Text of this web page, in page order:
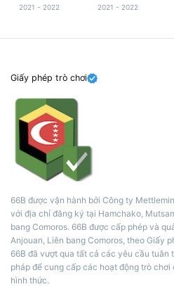
2021 - 2022 2021 - 2022
Giấy phép trò chơi
66B được vận hành bởi Công ty
với địa chỉ đăng ký tại Hamchako,
bang Comoros. 66B được cấp phép và
Anjouan, Liên bang Comoros, theo Giấy
66B đã vượt qua tất cả các yêu cầu tuân
pháp để cung cấp các hoạt động trò
hình thức.